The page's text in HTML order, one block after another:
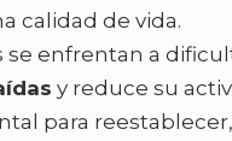
calidad de vida.
se enfrentan a
y reduce su
para